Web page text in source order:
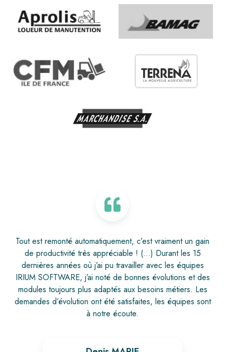
Tout est remonté automatiquement, c’est vraiment un gain
de productivité très appréciable ! (...) Durant les 15
dernières années où j’ai pu travailler avec les équipes
IRIUM SOFTWARE, j’ai noté de bonnes évolutions et des
modules toujours plus adaptés aux besoins métiers. Les
demandes d’évolution ont été satisfaites, les équipes sont
à notre écoute.